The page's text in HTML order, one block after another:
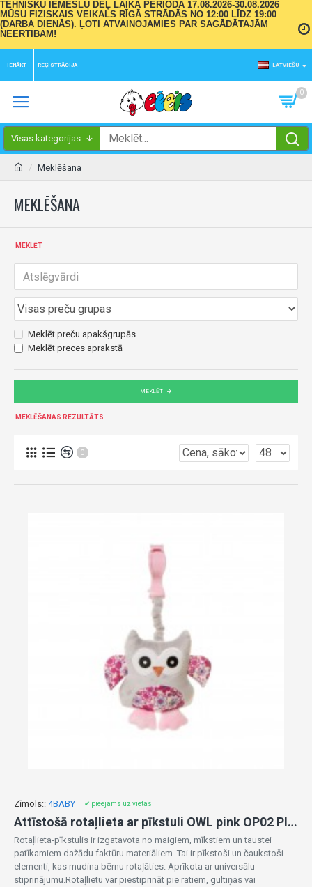
TEHNISKU IEMESLU DĒĻ LAIKA PERIODĀ 17.08.2026-30.08.2026
MŪSU FIZISKAIS VEIKALS RĪGĀ STRĀDĀS NO 12:00 LĪDZ 19:00
(DARBA DIENĀS). ĻOTI ATVAINOJAMIES PAR SAGĀDĀTAJĀM
NEĒRTĪBĀM!
IENĀKT REĢISTRĀCIJA LATVIEŠU
0
Visas kategorijas
Meklēšana
MEKLĒŠANA
MEKLĒT
Meklēt preču apakšgrupās
Meklēt preces aprakstā
MEKLĒT
MEKLĒŠANAS REZULTĀTS
0
Zīmols:: 4BABY ✔ pieejams uz vietas
Attīstošā rotaļlieta ar pīkstuli OWL pink OP02 Play&Edu
Rotaļlieta-pīkstulis ir izgatavota no maigiem, mīkstiem un taustei
patīkamiem dažādu faktūru materiāliem. Tai ir pīkstoši un čaukstoši
elementi, kas mudina bērnu rotaļāties. Aprīkota ar universālu
stiprinājumu.Rotaļlietu var piestiprināt pie ratiem, gultiņas vai